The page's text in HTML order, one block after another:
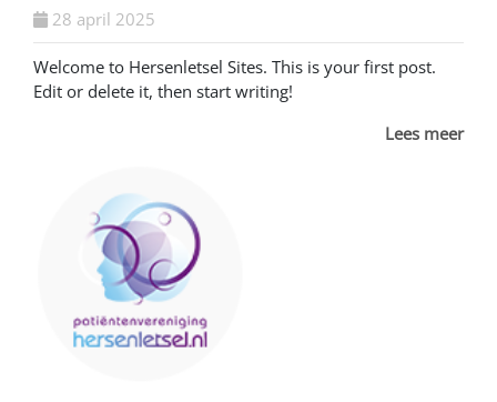
28 april 2025
Welcome to Hersenletsel Sites. This is your first post.
Edit or delete it, then start writing!
Lees meer